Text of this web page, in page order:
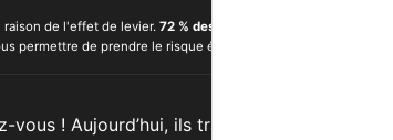
de l'effet de levier. 72 % des comptes d'investisseurs
permettre de prendre le risque élevé de perdre votre argent.
! Aujourd’hui, ils travaillent surtout…